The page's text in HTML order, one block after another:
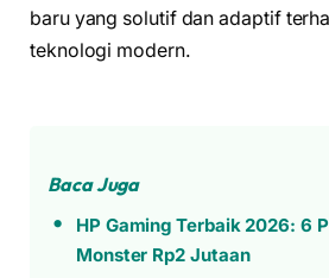
baru yang solutif dan adaptif
teknologi modern.
Baca Juga
HP Gaming Terbaik 2026: 6
Monster Rp2 Jutaan